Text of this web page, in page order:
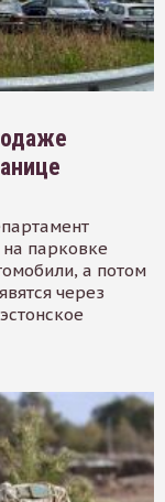
парковке
а потом
через